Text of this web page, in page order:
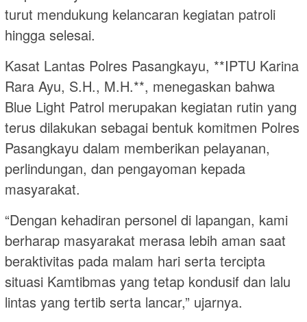
turut mendukung kelancaran kegiatan patroli
hingga selesai.
Kasat Lantas Polres Pasangkayu, **IPTU Karina
Rara Ayu, S.H., M.H.**, menegaskan bahwa
Blue Light Patrol merupakan kegiatan rutin yang
terus dilakukan sebagai bentuk komitmen Polres
Pasangkayu dalam memberikan pelayanan,
perlindungan, dan pengayoman kepada
masyarakat.
“Dengan kehadiran personel di lapangan, kami
berharap masyarakat merasa lebih aman saat
beraktivitas pada malam hari serta tercipta
situasi Kamtibmas yang tetap kondusif dan lalu
lintas yang tertib serta lancar,” ujarnya.